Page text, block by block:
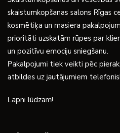
skaistumkopšanas salons Rīgas
kosmētiķa un masiera
prioritāti uzskatām rūpes par
un pozitīvu emociju sniegšanu.
Pakalpojumi tiek veikti pēc
atbildes uz jautājumiem
Lapni lūdzam!